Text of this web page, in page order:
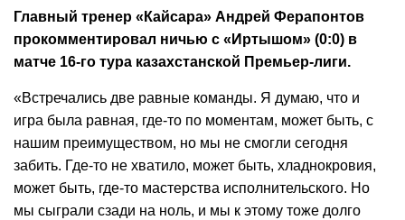
Главный тренер «Кайсара» Андрей Ферапонтов
прокомментировал ничью с «Иртышом» (0:0) в
матче 16-го тура казахстанской Премьер-лиги.
«Встречались две равные команды. Я думаю, что и
игра была равная, где-то по моментам, может быть, с
нашим преимуществом, но мы не смогли сегодня
забить. Где-то не хватило, может быть, хладнокровия,
может быть, где-то мастерства исполнительского. Но
мы сыграли сзади на ноль, и мы к этому тоже долго